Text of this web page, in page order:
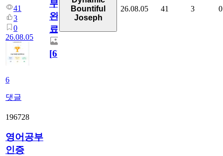
41
3
0
26.08.05
6
댓글
부
완
료
[6]
Bountiful
Joseph
26.08.05 41 3 0
196728
영어공부
인증